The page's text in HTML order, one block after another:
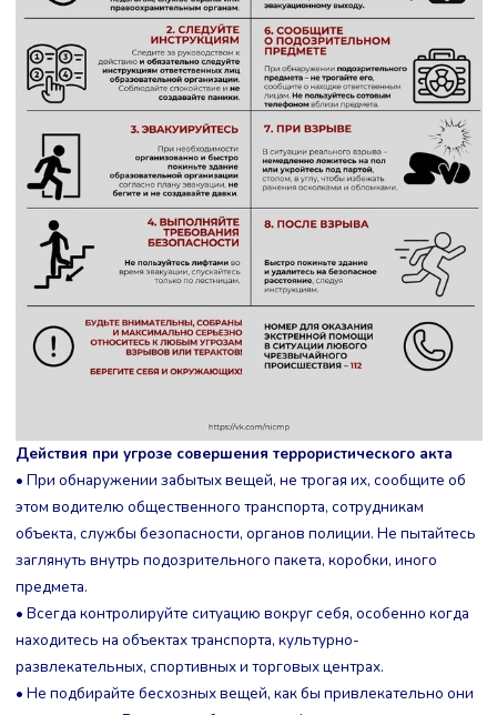
Действия при угрозе совершения террористического акта
• При обнаружении забытых вещей, не трогая их, сообщите об
этом водителю общественного транспорта, сотрудникам
объекта, службы безопасности, органов полиции. Не пытайтесь
заглянуть внутрь подозрительного пакета, коробки, иного
предмета.
• Всегда контролируйте ситуацию вокруг себя, особенно когда
находитесь на объектах транспорта, культурно-
развлекательных, спортивных и торговых центрах.
• Не подбирайте бесхозных вещей, как бы привлекательно они